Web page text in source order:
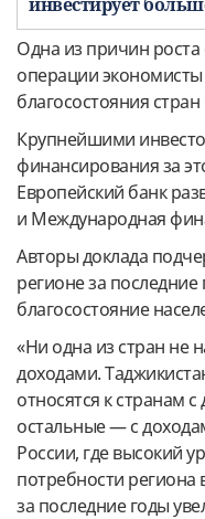
Одна из причин
операции
благосостояния
Крупнейшими
финансирования за
Европейский банк
и Международная
Авторы доклада
регионе за
благосостояние
«Ни одна из стран не
доходами.
относятся к странам
остальные — с
России, где высокий
потребности региона
за последние годы